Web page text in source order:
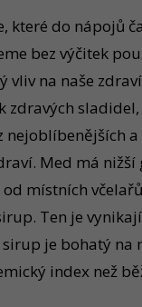
které do nápojů
bez výčitek
vliv na naše
Med má nižší
místních
Ten je
je bohatý na
index než